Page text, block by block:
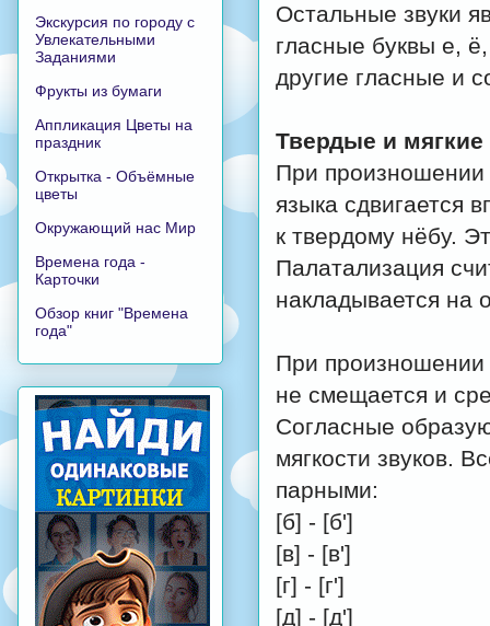
Остальные звуки
гласные буквы е,
другие гласные и
Твердые и
При произношении
языка сдвигается
к твердому нёбу.
Палатализация
накладывается на
При произношении
не смещается и
Согласные
мягкости звуков.
парными:
[б] - [б']
[в] - [в']
[г] - [г']
[д] - [д']
Экскурсия по городу с
Увлекательными
Заданиями
Фрукты из бумаги
Аппликация Цветы на
праздник
Открытка - Объёмные
цветы
Окружающий нас Мир
Времена года -
Карточки
Обзор книг "Времена
года"